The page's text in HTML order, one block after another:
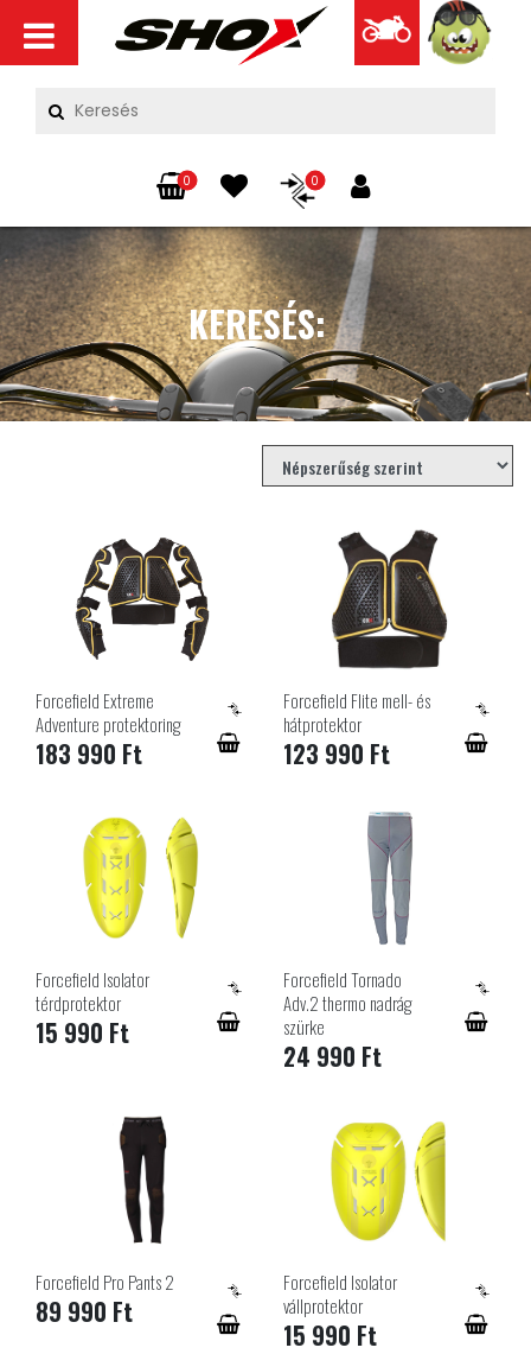
0 0
KERESÉS:
Forcefield Extreme
Adventure protektoring
183 990 Ft
Forcefield Flite mell- és
hátprotektor
123 990 Ft
Forcefield Isolator
térdprotektor
15 990 Ft
Forcefield Tornado
Adv.2 thermo nadrág
szürke
24 990 Ft
Forcefield Pro Pants 2
89 990 Ft
Forcefield Isolator
vállprotektor
15 990 Ft